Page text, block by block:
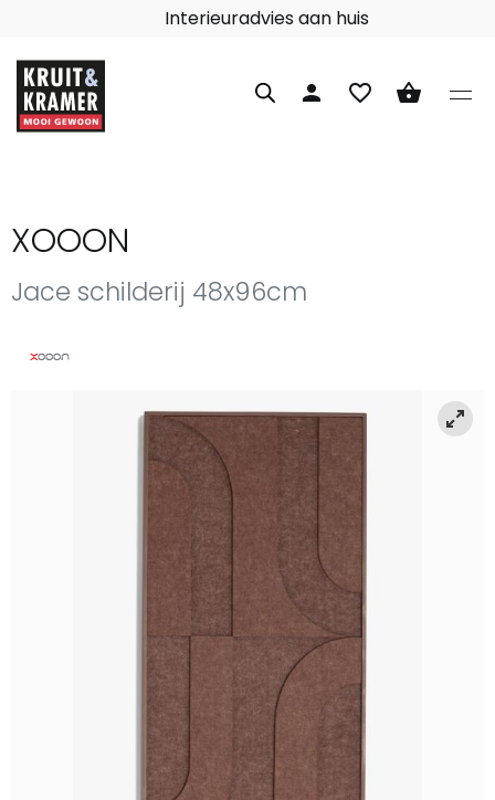
Interieuradvies aan huis
person favorite_border shopping_basket
XOOON
Jace schilderij 48x96cm